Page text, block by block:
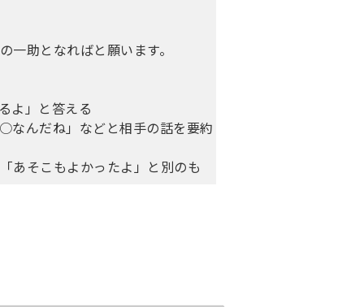
一助となればと願います。
よ」と答える
んだね」などと相手の話を要約
あそこもよかったよ」と別のも
は言い換える
打つ
よ」と慰める